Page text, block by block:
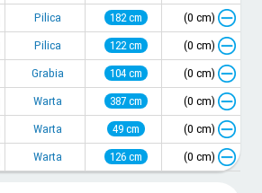
Pilica 182 cm (0 cm)
Pilica 122 cm (0 cm)
Grabia 104 cm (0 cm)
Warta 387 cm (0 cm)
Warta 49 cm (0 cm)
Warta 126 cm (0 cm)